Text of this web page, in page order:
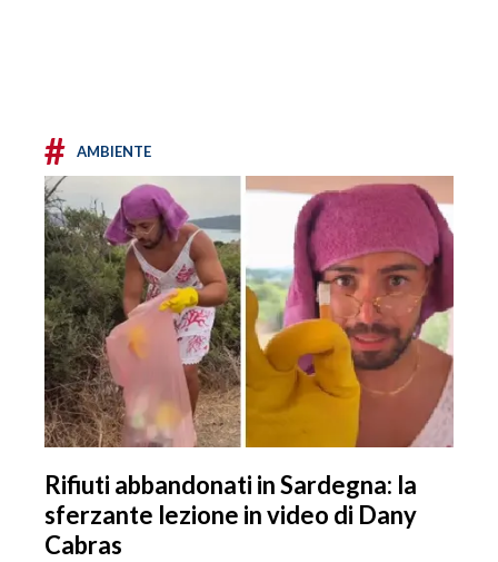
# AMBIENTE
Rifiuti abbandonati in Sardegna: la
sferzante lezione in video di Dany
Cabras